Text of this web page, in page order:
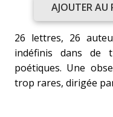
quantité
Petit
encomium
des
mots
AJOUTER AU
26 lettres, 26
indéfinis dans de
poétiques. Une
trop rares, dirigée